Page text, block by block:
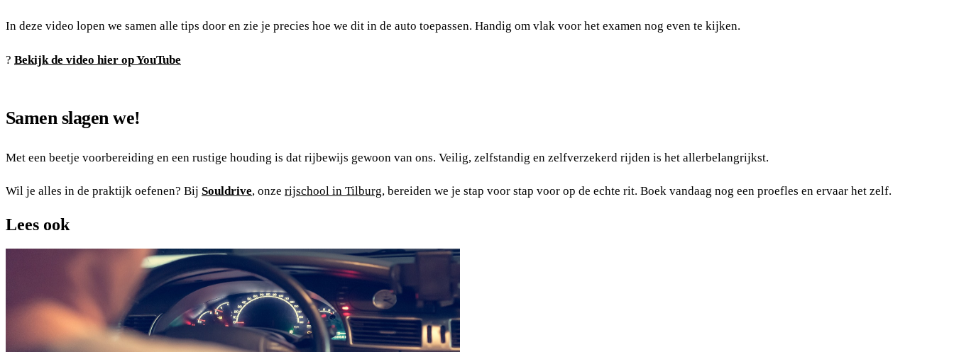
In deze video lopen we samen alle tips door en zie je precies hoe we dit in de auto toepassen. Handig om vlak voor het examen nog even te kijken.
? Bekijk de video hier op YouTube
Samen slagen we!
Met een beetje voorbereiding en een rustige houding is dat rijbewijs gewoon van ons. Veilig, zelfstandig en zelfverzekerd rijden is het allerbelangrijkst.
Wil je alles in de praktijk oefenen? Bij Souldrive, onze rijschool in Tilburg, bereiden we je stap voor stap voor op de echte rit. Boek vandaag nog een proefles en ervaar het zelf.
Lees ook